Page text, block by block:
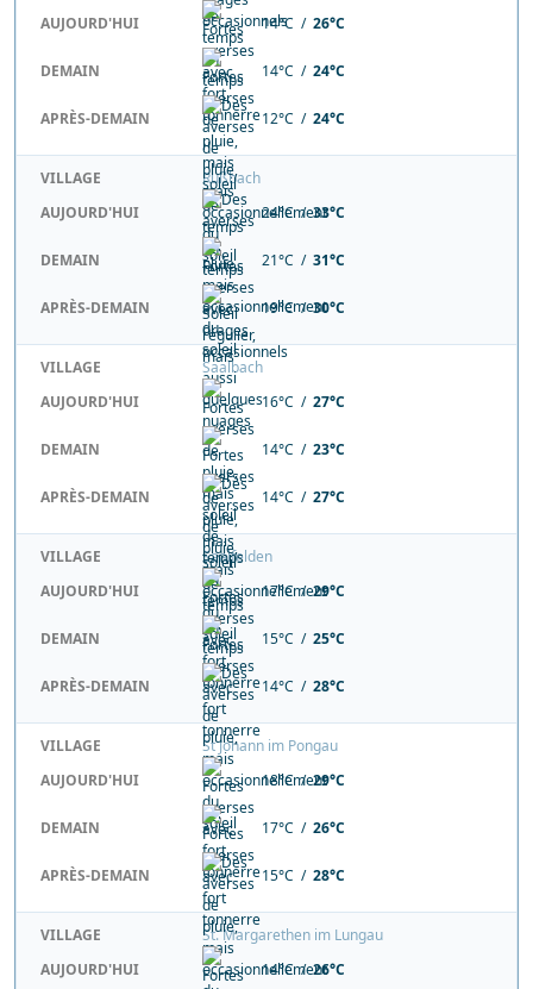
AUJOURD'HUI
14°C / 26°C
DEMAIN 14°C / 24°C
APRÈS-DEMAIN 12°C / 24°C
VILLAGE
Rußbach
AUJOURD'HUI
24°C /33°C
DEMAIN 21°C / 31°C
APRÈS-DEMAIN 19°C /30°C
VILLAGE
Saalbach
AUJOURD'HUI
16°C / 27°C
DEMAIN 14°C / 23°C
APRÈS-DEMAIN 14°C / 27°C
VILLAGE
Saalfelden
AUJOURD'HUI
17°C /29°C
DEMAIN 15°C / 25°C
APRÈS-DEMAIN 14°C / 28°C
VILLAGE
St Johann im Pongau
AUJOURD'HUI
18°C /29°C
DEMAIN 17°C / 26°C
APRÈS-DEMAIN 15°C / 28°C
VILLAGE
St. Margarethen im Lungau
AUJOURD'HUI
14°C /26°C